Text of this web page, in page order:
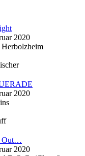
2020
2020
Out…
2020